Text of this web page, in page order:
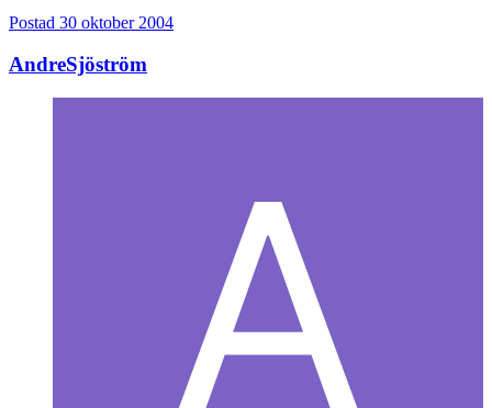
Postad 30 oktober 2004
AndreSjöström